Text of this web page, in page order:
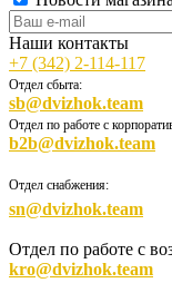
Наши контакты
+7 (342) 2-114-117
Отдел сбыта:
sb@dvizhok.team
Отдел по работе с
b2b@dvizhok.team
Отдел снабжения:
sn@dvizhok.team
Отдел по работе с
kro@dvizhok.team